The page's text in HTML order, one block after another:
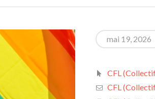
mai 19, 2026
CFL
CFL